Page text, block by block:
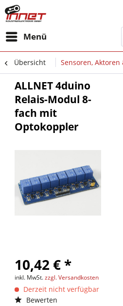
Menü
Übersicht Sensoren, Aktoren
ALLNET 4duino
Relais-Modul 8-
fach mit
Optokoppler
10,42 € *
inkl. MwSt.zzgl. Versandkosten
Derzeit nicht verfügbar
Bewerten